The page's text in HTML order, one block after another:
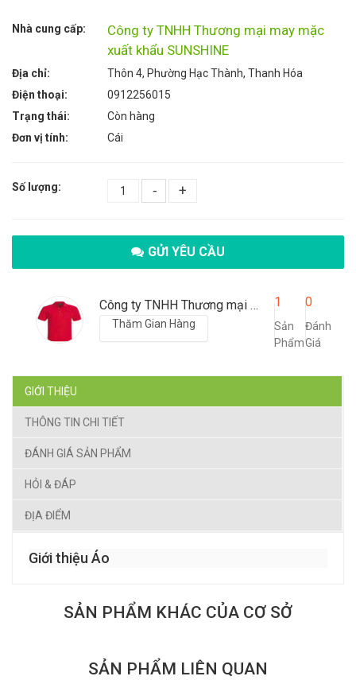
Nhà cung cấp:
Công ty TNHH Thương mại may mặc
xuất khẩu SUNSHINE
Địa chỉ:
Thôn 4, Phường Hạc Thành, Thanh Hóa
Điện thoại:
0912256015
Trạng thái:
Còn hàng
Đơn vị tính:
Cái
Số lượng: - +
GỬI YÊU CẦU
Công ty TNHH Thương mại may mặc xuất khẩu SUNSHINE
Thăm Gian Hàng
1
Sản
Phẩm
0
Đánh
Giá
GIỚI THIỆU
THÔNG TIN CHI TIẾT
ĐÁNH GIÁ SẢN PHẨM
HỎI & ĐÁP
ĐỊA ĐIỂM
Giới thiệu Áo
SẢN PHẨM KHÁC CỦA CƠ SỞ
SẢN PHẨM LIÊN QUAN